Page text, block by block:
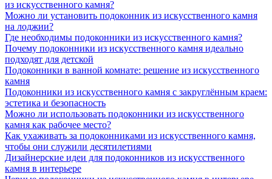
из искусственного камня?
Можно ли установить подоконник из искусственного камня
на лоджии?
Где необходимы подоконники из искусственного камня?
Почему подоконники из искусственного камня идеально
подходят для детской
Подоконники в ванной комнате: решение из искусственного
камня
Подоконники из искусственного камня с закруглённым краем:
эстетика и безопасность
Можно ли использовать подоконники из искусственного
камня как рабочее место?
Как ухаживать за подоконниками из искусственного камня,
чтобы они служили десятилетиями
Дизайнерские идеи для подоконников из искусственного
камня в интерьере